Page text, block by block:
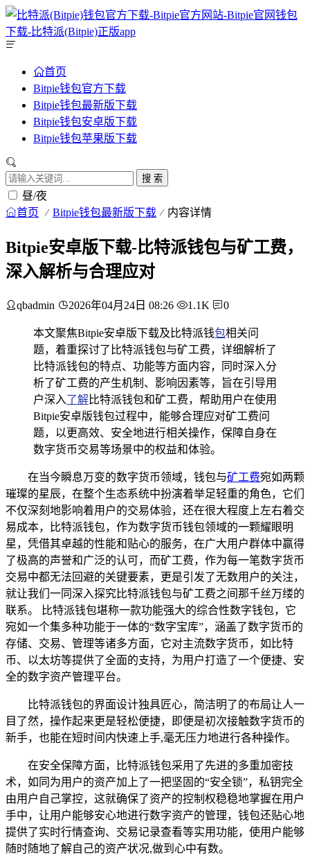
首页
Bitpie钱包官方下载
Bitpie钱包最新版下载
Bitpie钱包安卓版下载
Bitpie钱包苹果版下载
搜 索
昼/夜
首页 Bitpie钱包最新版下载 内容详情
Bitpie安卓版下载-比特派钱包与矿工费，
深入解析与合理应对
qbadmin 2026年04月24日 08:26 1.1K 0
本文聚焦Bitpie安卓版下载及比特派钱包相关问
题，着重探讨了比特派钱包与矿工费，详细解析了
比特派钱包的特点、功能等方面内容，同时深入分
析了矿工费的产生机制、影响因素等，旨在引导用
户深入了解比特派钱包和矿工费，帮助用户在使用
Bitpie安卓版钱包过程中，能够合理应对矿工费问
题，以更高效、安全地进行相关操作，保障自身在
数字货币交易等场景中的权益和体验。
在当今瞬息万变的数字货币领域，钱包与矿工费宛如两颗
璀璨的星辰，在整个生态系统中扮演着举足轻重的角色，它们
不仅深刻地影响着用户的交易体验，还在很大程度上左右着交
易成本，比特派钱包，作为数字货币钱包领域的一颗耀眼明
星，凭借其卓越的性能和贴心的服务，在广大用户群体中赢得
了极高的声誉和广泛的认可，而矿工费，作为每一笔数字货币
交易中都无法回避的关键要素，更是引发了无数用户的关注，
就让我们一同深入探究比特派钱包与矿工费之间那千丝万缕的
联系。 比特派钱包堪称一款功能强大的综合性数字钱包，它
宛如一个集多种功能于一体的“数字宝库”，涵盖了数字货币的
存储、交易、管理等诸多方面，它对主流数字货币，如比特
币、以太坊等提供了全面的支持，为用户打造了一个便捷、安
全的数字资产管理平台。
比特派钱包的界面设计独具匠心，简洁明了的布局让人一
目了然，操作起来更是轻松便捷，即便是初次接触数字货币的
新手，也能在短时间内快速上手,毫无压力地进行各种操作。
在安全保障方面，比特派钱包采用了先进的多重加密技
术，如同为用户的资产加上了一把坚固的“安全锁”，私钥完全
由用户自己掌控，这就确保了资产的控制权稳稳地掌握在用户
手中，让用户能够安心地进行数字资产的管理，钱包还贴心地
提供了实时行情查询、交易记录查看等实用功能，使用户能够
随时随地了解自己的资产状况,做到心中有数。